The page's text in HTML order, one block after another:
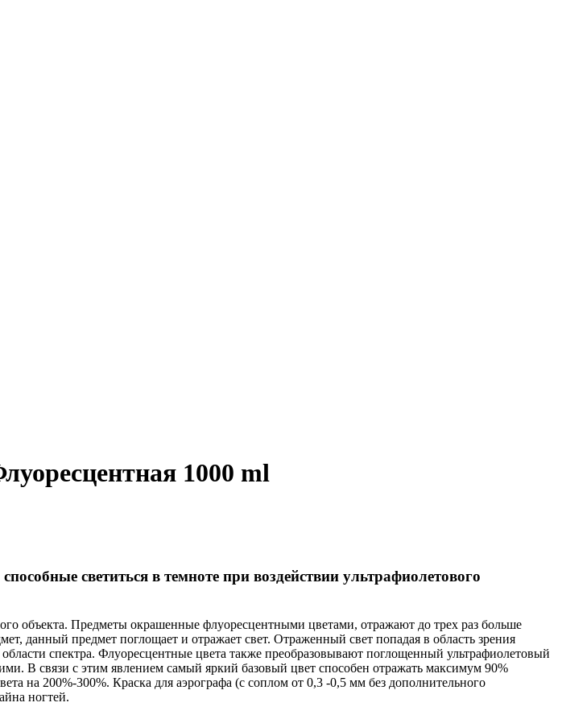
1000 ml
светиться в темноте при воздействии ультрафиолетового
объекта. Предметы окрашенные флуоресцентными цветами, отражают до трех раз больше
данный предмет поглощает и отражает свет. Отраженный свет попадая в область зрения
спектра. Флуоресцентные цвета также преобразовывают поглощенный ультрафиолетовый
В связи с этим явлением самый яркий базовый цвет способен отражать максимум 90%
на 200%-300%. Краска для аэрографа (с соплом от 0,3 -0,5 мм без дополнительного
ногтей.